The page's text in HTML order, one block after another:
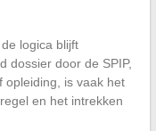
logica blijft
dossier door de SPIP,
opleiding, is vaak het
en het intrekken